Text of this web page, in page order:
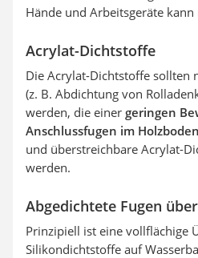
Hände und Arbeitsgeräte
Acrylat-Dichtstoffe
Die Acrylat-Dichtstoffe sollten
(z. B. Abdichtung von
werden, die einer geringen
Anschlussfugen im Holzboden
und überstreichbare Acrylat-
werden.
Abgedichtete Fugen
Prinzipiell ist eine vollflächige
Silikondichtstoffe auf